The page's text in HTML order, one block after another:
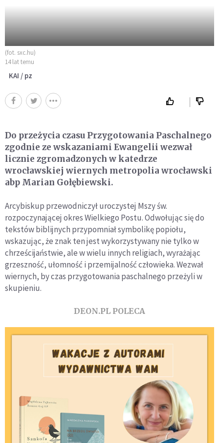
(fot. sxc.hu)
14 lat temu
KAI / pz
Do przeżycia czasu Przygotowania Paschalnego
zgodnie ze wskazaniami Ewangelii wezwał
licznie zgromadzonych w katedrze
wrocławskiej wiernych metropolia wrocławski
abp Marian Gołębiewski.
Arcybiskup przewodniczył uroczystej Mszy św.
rozpoczynającej okres Wielkiego Postu. Odwołując się do
tekstów biblijnych przypomniał symbolikę popiołu,
wskazując, że znak ten jest wykorzystywany nie tylko w
chrześcijaństwie, ale w wielu innych religiach, wyrażając
grzeszność, ułomność i przemijalność człowieka. Wezwał
wiernych, by czas przygotowania paschalnego przeżyli w
skupieniu.
DEON.PL POLECA